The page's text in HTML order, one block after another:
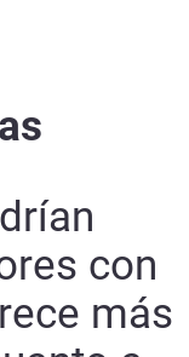
con
más